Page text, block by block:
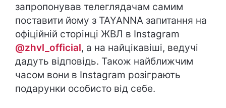
запропонував телеглядачам самим
поставити йому з TAYANNA запитання на
офіційній сторінці ЖВЛ в Instagram
@zhvl_official, а на найцікавіші, ведучі
дадуть відповідь. Також найближчим
часом вони в Instagram розіграють
подарунки особисто від себе.